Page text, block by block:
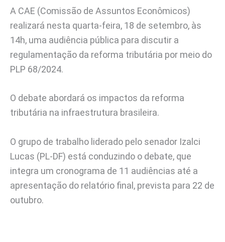
A CAE (Comissão de Assuntos Econômicos)
realizará nesta quarta-feira, 18 de setembro, às
14h, uma audiência pública para discutir a
regulamentação da reforma tributária por meio do
PLP 68/2024.
O debate abordará os impactos da reforma
tributária na infraestrutura brasileira.
O grupo de trabalho liderado pelo senador Izalci
Lucas (PL-DF) está conduzindo o debate, que
integra um cronograma de 11 audiências até a
apresentação do relatório final, prevista para 22 de
outubro.